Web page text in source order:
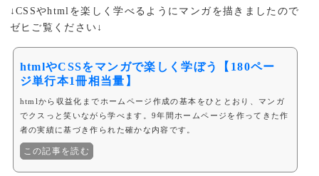
↓CSSやhtmlを楽しく学べるようにマンガを描きましたので
ゼヒご覧ください↓
htmlやCSSをマンガで楽しく学ぼう【180ペー
ジ単行本1冊相当量】
htmlから収益化までホームページ作成の基本をひととおり、マンガ
でクスっと笑いながら学べます。9年間ホームページを作ってきた作
者の実績に基づき作られた確かな内容です。
この記事を読む